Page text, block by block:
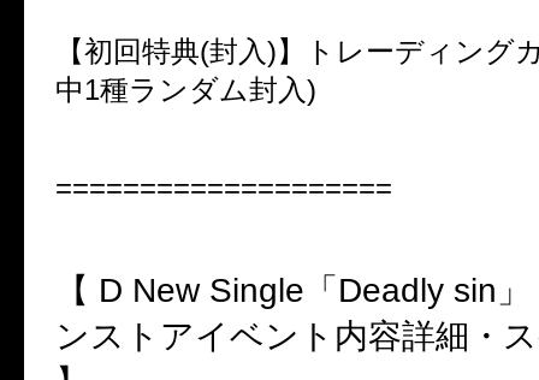
【初回特典(封入)】トレーディング
中1種ランダム封入)
====================
【 D New Single「Deadly sin
ンストアイベント内容詳細・